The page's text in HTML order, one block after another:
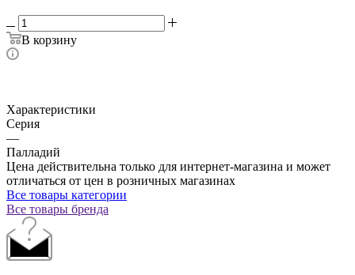
В корзину
Характеристики
Серия
—
Палладий
Цена действительна только для интернет-магазина и может
отличаться от цен в розничных магазинах
Все товары категории
Все товары бренда